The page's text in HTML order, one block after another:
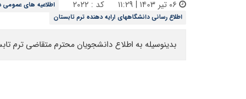
کد : ۲۰۲۲ اطلاعیه های
اطلاع رسانی دانشگاههای ارایه دهنده ترم تابستان
بدینوسیله به اطلاع دانشجویان محترم متقاضی ترم تابستان می رساند دانشگاه